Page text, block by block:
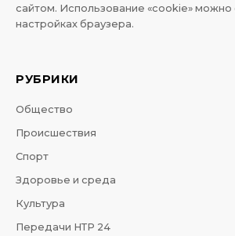
сайтом. Использование «cookie» можно
настройках браузера.
РУБРИКИ
Общество
Происшествия
Спорт
Здоровье и среда
Культура
Передачи НТР 24